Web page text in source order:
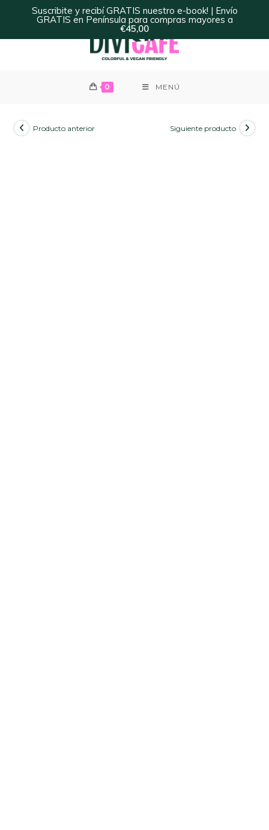
contenido
0 MENÚ
Producto anterior Siguiente producto
Suscribite y recibí GRATIS nuestro e-book! | Envío
GRATIS en Península para compras mayores a
€45,00